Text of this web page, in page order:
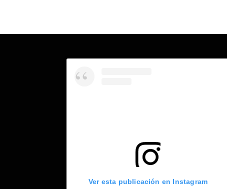
Ver esta publicación en Instagram